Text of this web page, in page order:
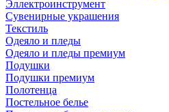
Эллектроинструмент
Сувенирные украшения
Текстиль
Одеяло и пледы
Одеяло и пледы премиум
Подушки
Подушки премиум
Полотенца
Постельное белье